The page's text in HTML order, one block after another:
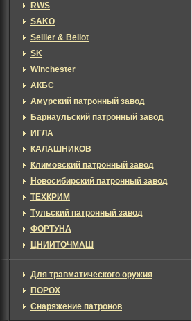
RWS
SAKO
Sellier & Bellot
SK
Winchester
АКБС
Амурский патронный завод
Барнаульский патронный завод
ИГЛА
КАЛАШНИКОВ
Климовский патронный завод
Новосибирский патронный завод
ТЕХКРИМ
Тульский патронный завод
ФОРТУНА
ЦНИИТОЧМАШ
Для травматического оружия
ПОРОХ
Снаряжение патронов